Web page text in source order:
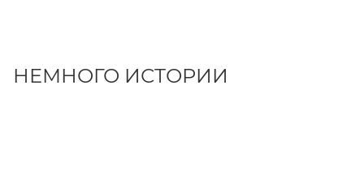
НЕМНОГО ИСТОРИИ